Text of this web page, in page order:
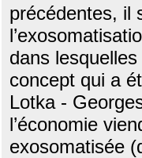
précédentes, il
dans
concept qui a
Lotka -
l’économie
exosomatisée